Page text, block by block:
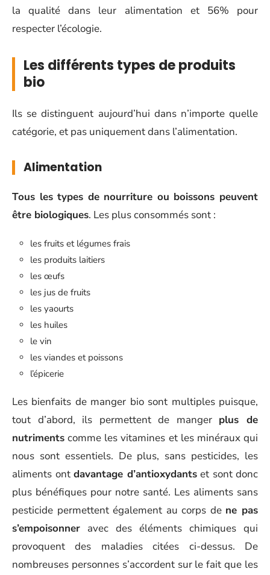
la qualité dans leur alimentation et 56% pour
respecter l’écologie.
Les différents types de produits
bio
Ils se distinguent aujourd’hui dans n’importe quelle
catégorie, et pas uniquement dans l’alimentation.
Alimentation
Tous les types de nourriture ou boissons peuvent
être biologiques. Les plus consommés sont :
les fruits et légumes frais
les produits laitiers
les œufs
les jus de fruits
les yaourts
les huiles
le vin
les viandes et poissons
l’épicerie
Les bienfaits de manger bio sont multiples puisque,
tout d’abord, ils permettent de manger plus de
nutriments comme les vitamines et les minéraux qui
nous sont essentiels. De plus, sans pesticides, les
aliments ont davantage d’antioxydantset sont donc
plus bénéfiques pour notre santé. Les aliments sans
pesticide permettent également au corps de ne pas
s’empoisonner avec des éléments chimiques qui
provoquent des maladies citées ci-dessus. De
nombreuses personnes s’accordent sur le fait que les